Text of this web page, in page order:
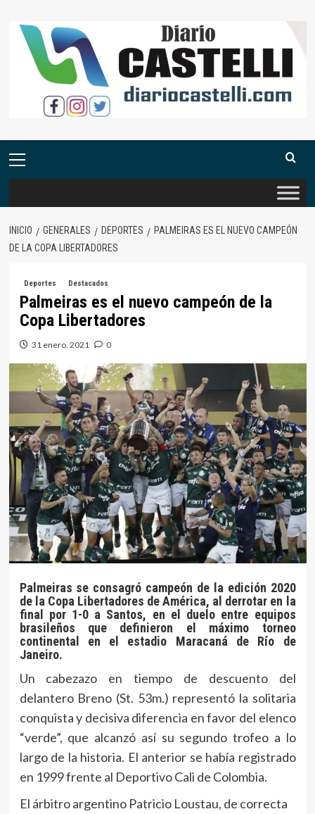
contenido
Menú
INICIO GENERALES DEPORTES
PALMEIRAS ES EL NUEVO CAMPEÓN
DE LA COPA LIBERTADORES
Deportes Destacados
Palmeiras es el nuevo campeón de la
Copa Libertadores
31 enero, 2021 0
Palmeiras se consagró campeón de la edición 2020
de la Copa Libertadores de América, al derrotar en la
final por 1-0 a Santos, en el duelo entre equipos
brasileños que definieron el máximo torneo
continental en el estadio Maracaná de Río de
Janeiro.
Un cabezazo en tiempo de descuento del
delantero Breno (St. 53m.) representó la solitaria
conquista y decisiva diferencia en favor del elenco
“verde”, que alcanzó así su segundo trofeo a lo
largo de la historia. El anterior se había registrado
en 1999 frente al Deportivo Cali de Colombia.
El árbitro argentino Patricio Loustau, de correcta